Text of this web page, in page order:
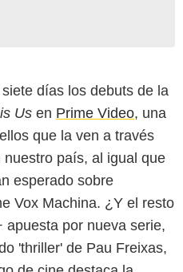
días los debuts de la
Us en Prime Video, una
que la ven a través
país, al igual que
esperado sobre
Vox Machina. ¿Y el resto
apuesta por nueva serie,
'thriller' de Pau Freixas,